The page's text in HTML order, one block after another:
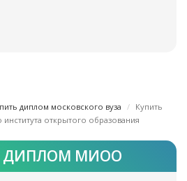
диплом московского вуза
Купить
открытого образования
ДИПЛОМ МИОО